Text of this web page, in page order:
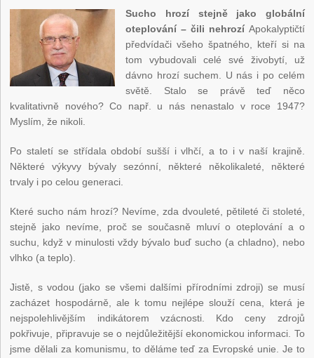
Sucho hrozí stejně jako globální
oteplování – čili nehrozí Apokalyptičtí
předvídači všeho špatného, kteří si na
tom vybudovali celé své živobytí, už
dávno hrozí suchem. U nás i po celém
světě. Stalo se právě teď něco
kvalitativně nového? Co např. u nás nenastalo v roce 1947?
Myslím, že nikoli.
Po staletí se střídala období sušší i vlhčí, a to i v naší krajině.
Některé výkyvy bývaly sezónní, některé několikaleté, některé
trvaly i po celou generaci.
Které sucho nám hrozí? Nevíme, zda dvouleté, pětileté či stoleté,
stejně jako nevíme, proč se současně mluví o oteplování a o
suchu, když v minulosti vždy bývalo buď sucho (a chladno), nebo
vlhko (a teplo).
Jistě, s vodou (jako se všemi dalšími přírodními zdroji) se musí
zacházet hospodárně, ale k tomu nejlépe slouží cena, která je
nejspolehlivějším indikátorem vzácnosti. Kdo ceny zdrojů
pokřivuje, připravuje se o nejdůležitější ekonomickou informaci. To
jsme dělali za komunismu, to děláme teď za Evropské unie. Je to